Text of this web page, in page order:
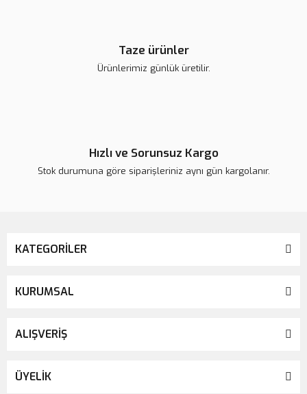
Taze ürünler
Ürünlerimiz günlük üretilir.
Hızlı ve Sorunsuz Kargo
Stok durumuna göre siparişleriniz aynı gün kargolanır.
KATEGORİLER
KURUMSAL
ALIŞVERİŞ
ÜYELİK